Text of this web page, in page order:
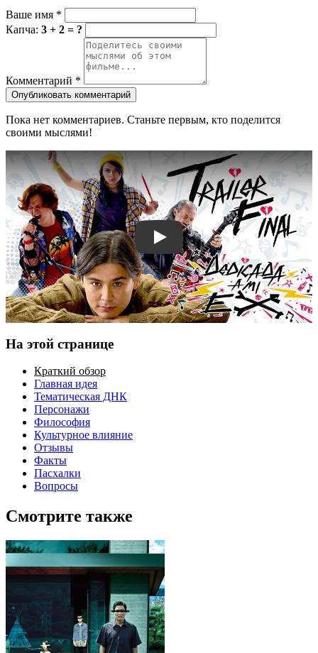
Ваше имя *
Капча: 3 + 2 = ?
Комментарий *
Опубликовать комментарий
Пока нет комментариев. Станьте первым, кто поделится
своими мыслями!
Смотреть трейлер
На этой странице
Краткий обзор
Главная идея
Тематическая ДНК
Персонажи
Философия
Культурное влияние
Отзывы
Факты
Пасхалки
Вопросы
Смотрите также